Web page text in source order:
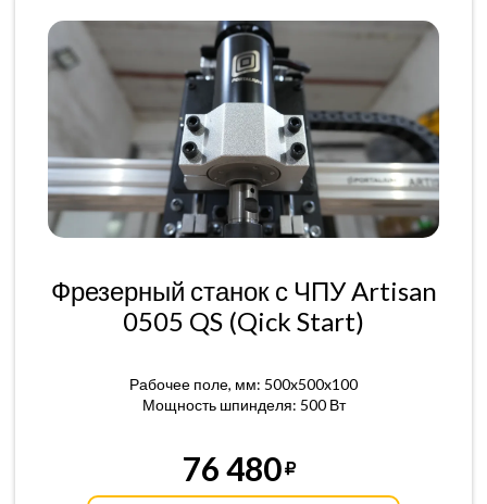
Фрезерный станок с ЧПУ Artisan
0505 QS (Qick Start)
Рабочее поле, мм: 500x500x100
Мощность шпинделя: 500 Вт
76 480